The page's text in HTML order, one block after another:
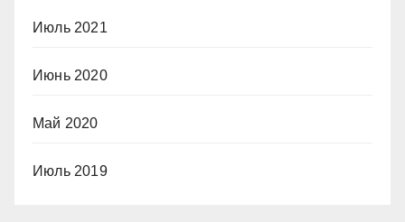
Июль 2021
Июнь 2020
Май 2020
Июль 2019